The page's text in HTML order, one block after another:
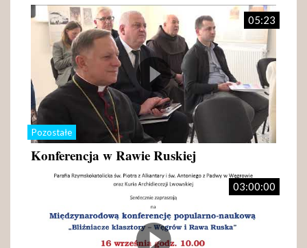
Pozostałe
05:23
Konferencja w Rawie Ruskiej
03:00:00